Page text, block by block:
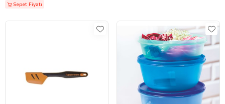
Sepet Fiyatı